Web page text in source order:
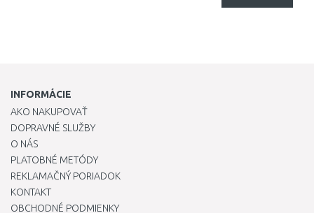
INFORMÁCIE
AKO NAKUPOVAŤ
DOPRAVNÉ SLUŽBY
O NÁS
PLATOBNÉ METÓDY
REKLAMAČNÝ PORIADOK
KONTAKT
OBCHODNÉ PODMIENKY